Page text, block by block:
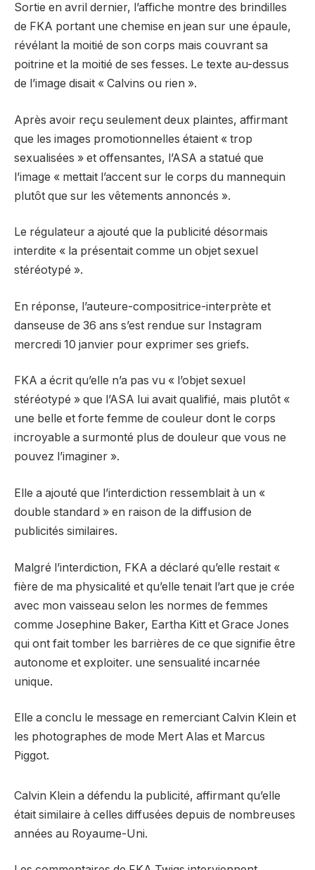
Sortie en avril dernier, l’affiche montre des brindilles
de FKA portant une chemise en jean sur une épaule,
révélant la moitié de son corps mais couvrant sa
poitrine et la moitié de ses fesses. Le texte au-dessus
de l’image disait « Calvins ou rien ».
Après avoir reçu seulement deux plaintes, affirmant
que les images promotionnelles étaient « trop
sexualisées » et offensantes, l’ASA a statué que
l’image « mettait l’accent sur le corps du mannequin
plutôt que sur les vêtements annoncés ».
Le régulateur a ajouté que la publicité désormais
interdite « la présentait comme un objet sexuel
stéréotypé ».
En réponse, l’auteure-compositrice-interprète et
danseuse de 36 ans s’est rendue sur Instagram
mercredi 10 janvier pour exprimer ses griefs.
FKA a écrit qu’elle n’a pas vu « l’objet sexuel
stéréotypé » que l’ASA lui avait qualifié, mais plutôt «
une belle et forte femme de couleur dont le corps
incroyable a surmonté plus de douleur que vous ne
pouvez l’imaginer ».
Elle a ajouté que l’interdiction ressemblait à un «
double standard » en raison de la diffusion de
publicités similaires.
Malgré l’interdiction, FKA a déclaré qu’elle restait «
fière de ma physicalité et qu’elle tenait l’art que je crée
avec mon vaisseau selon les normes de femmes
comme Josephine Baker, Eartha Kitt et Grace Jones
qui ont fait tomber les barrières de ce que signifie être
autonome et exploiter. une sensualité incarnée
unique.
Elle a conclu le message en remerciant Calvin Klein et
les photographes de mode Mert Alas et Marcus
Piggot.
Calvin Klein a défendu la publicité, affirmant qu’elle
était similaire à celles diffusées depuis de nombreuses
années au Royaume-Uni.